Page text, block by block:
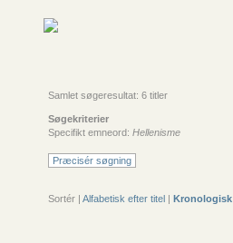
Samlet søgeresultat: 6 titler
Søgekriterier
Specifikt emneord: Hellenisme
Præcisér søgning
Sortér | Alfabetisk efter titel | Kronologisk